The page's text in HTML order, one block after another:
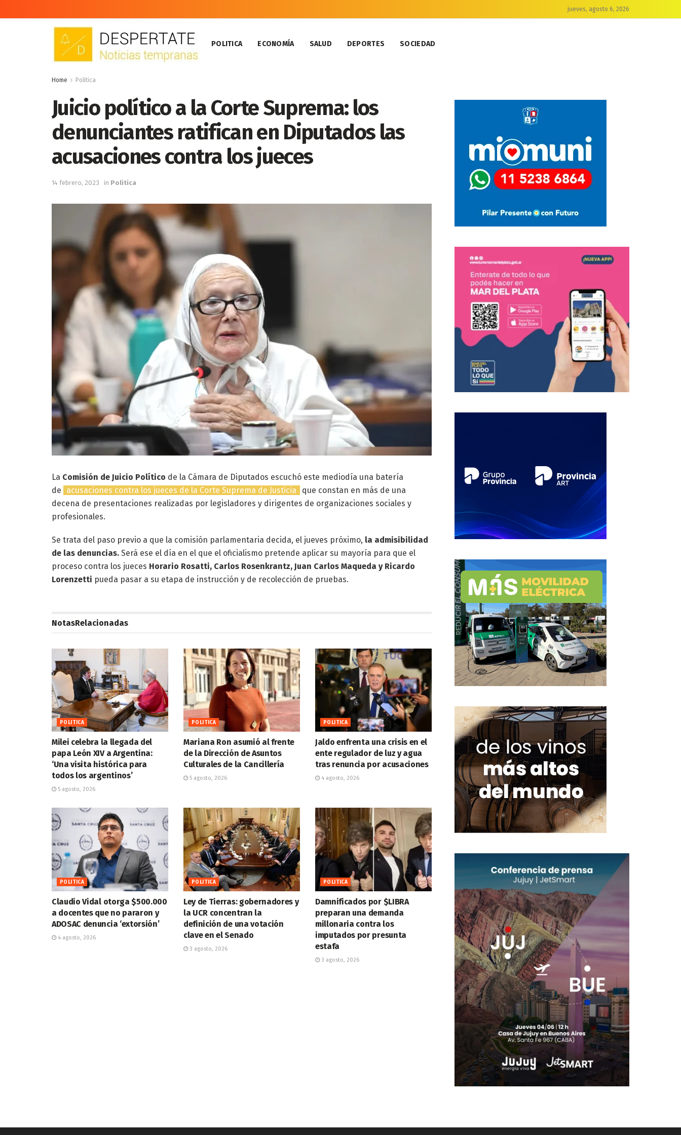
jueves, agosto 6, 2026
POLITICA ECONOMÍA SALUD DEPORTES SOCIEDAD
Home Politica
Juicio político a la Corte Suprema: los
denunciantes ratifican en Diputados las
acusaciones contra los jueces
14 febrero, 2023 in Politica
La Comisión de Juicio Político de la Cámara de Diputados escuchó este mediodía una batería
de
acusaciones contra los jueces de la Corte Suprema de Justicia
que constan en más de una
decena de presentaciones realizadas por legisladores y dirigentes de organizaciones sociales y
profesionales.
Se trata del paso previo a que la comisión parlamentaria decida, el jueves próximo, la admisibilidad
de las denuncias. Será ese el día en el que el oficialismo pretende aplicar su mayoría para que el
proceso contra los jueces Horario Rosatti, Carlos Rosenkrantz, Juan Carlos Maqueda y Ricardo
Lorenzetti pueda pasar a su etapa de instrucción y de recolección de pruebas.
NotasRelacionadas
POLITICA
Milei celebra la llegada del
papa León XIV a Argentina:
‘Una visita histórica para
todos los argentinos’
5 agosto, 2026
POLITICA
Mariana Ron asumió al frente
de la Dirección de Asuntos
Culturales de la Cancillería
5 agosto, 2026
POLITICA
Jaldo enfrenta una crisis en el
ente regulador de luz y agua
tras renuncia por acusaciones
4 agosto, 2026
POLITICA
Claudio Vidal otorga $500.000
a docentes que no pararon y
ADOSAC denuncia ‘extorsión’
4 agosto, 2026
POLITICA
Ley de Tierras: gobernadores y
la UCR concentran la
definición de una votación
clave en el Senado
3 agosto, 2026
POLITICA
Damnificados por $LIBRA
preparan una demanda
millonaria contra los
imputados por presunta
estafa
3 agosto, 2026